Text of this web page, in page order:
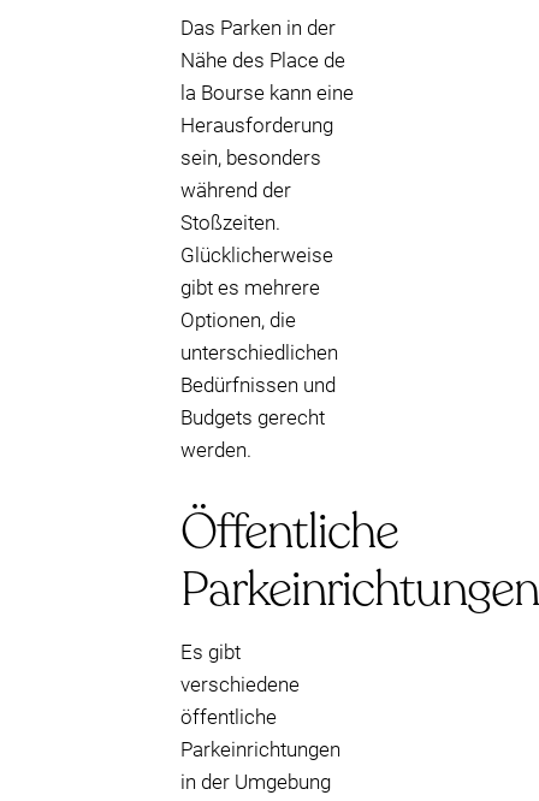
Das Parken in der
Nähe des Place de
la Bourse kann eine
Herausforderung
sein, besonders
während der
Stoßzeiten.
Glücklicherweise
gibt es mehrere
Optionen, die
unterschiedlichen
Bedürfnissen und
Budgets gerecht
werden.
Öffentliche
Parkeinrichtungen
Es gibt
verschiedene
öffentliche
Parkeinrichtungen
in der Umgebung